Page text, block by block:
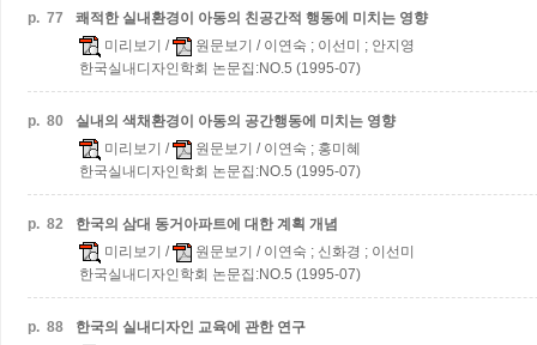
p. 77
쾌적한 실내환경이 아동의 친공간적 행동에 미치는 영향
미리보기 / 원문보기 / 이연숙 ; 이선미 ; 안지영
한국실내디자인학회 논문집:NO.5 (1995-07)
p. 80
실내의 색채환경이 아동의 공간행동에 미치는 영향
미리보기 / 원문보기 / 이연숙 ; 홍미혜
한국실내디자인학회 논문집:NO.5 (1995-07)
p. 82
한국의 삼대 동거아파트에 대한 계획 개념
미리보기 / 원문보기 / 이연숙 ; 신화경 ; 이선미
한국실내디자인학회 논문집:NO.5 (1995-07)
p. 88
한국의 실내디자인 교육에 관한 연구